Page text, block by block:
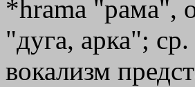
*hrama "рама",
"дуга, арка";
вокализм